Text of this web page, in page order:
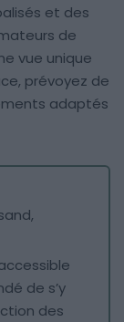
et des
de
vue unique
prévoyez de
adaptés
de s’y
des